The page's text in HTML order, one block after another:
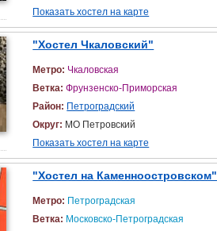
Показать хостел на карте
"Хостел Чкаловский"
Метро: Чкаловская
Ветка: Фрунзенско-Приморская
Район: Петроградский
Округ: МО Петровский
Показать хостел на карте
"Хостел на Каменноостровском"
Метро: Петроградская
Ветка: Московско-Петроградская